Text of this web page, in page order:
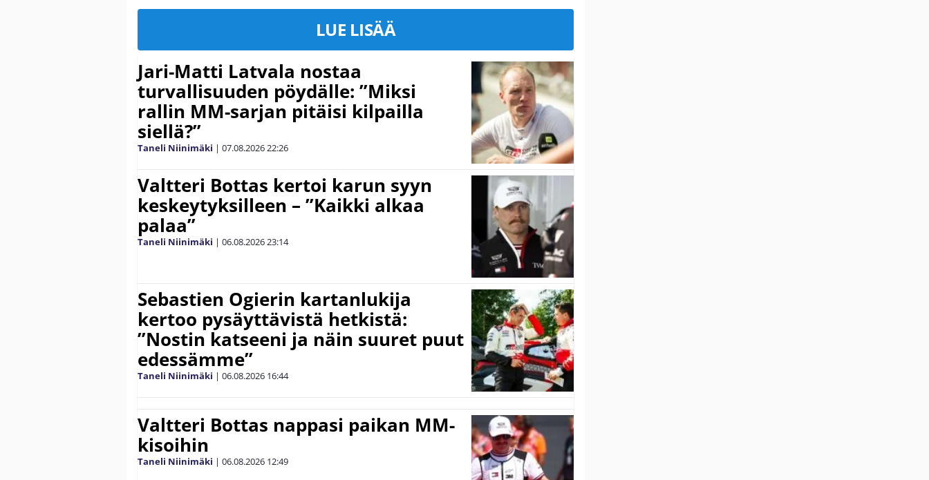
LUE LISÄÄ
Jari-Matti Latvala nostaa
turvallisuuden pöydälle: ”Miksi
rallin MM-sarjan pitäisi kilpailla
siellä?”
Taneli Niinimäki | 07.08.202622:26
Valtteri Bottas kertoi karun syyn
keskeytyksilleen – ”Kaikki alkaa
palaa”
Taneli Niinimäki | 06.08.202623:14
Sebastien Ogierin kartanlukija
kertoo pysäyttävistä hetkistä:
”Nostin katseeni ja näin suuret puut
edessämme”
Taneli Niinimäki | 06.08.2026 16:44
Valtteri Bottas nappasi paikan MM-
kisoihin
Taneli Niinimäki | 06.08.2026 12:49